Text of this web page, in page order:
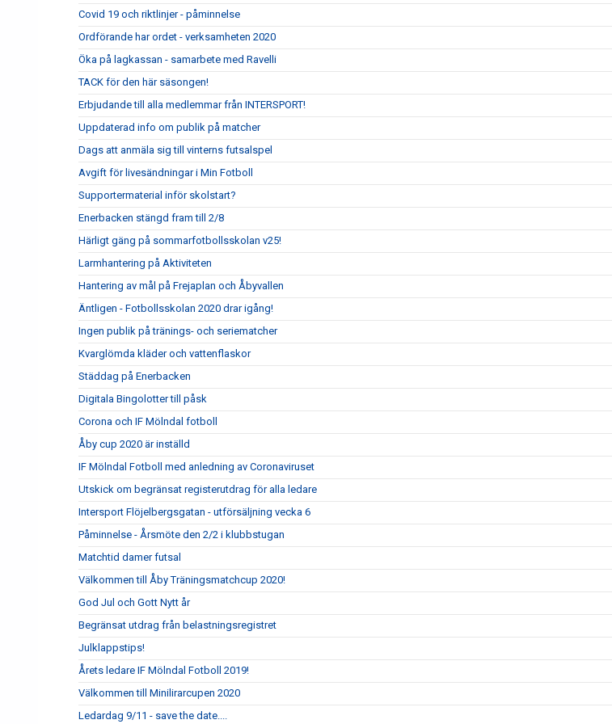
Covid 19 och riktlinjer - påminnelse
Ordförande har ordet - verksamheten 2020
Öka på lagkassan - samarbete med Ravelli
TACK för den här säsongen!
Erbjudande till alla medlemmar från INTERSPORT!
Uppdaterad info om publik på matcher
Dags att anmäla sig till vinterns futsalspel
Avgift för livesändningar i Min Fotboll
Supportermaterial inför skolstart?
Enerbacken stängd fram till 2/8
Härligt gäng på sommarfotbollsskolan v25!
Larmhantering på Aktiviteten
Hantering av mål på Frejaplan och Åbyvallen
Äntligen - Fotbollsskolan 2020 drar igång!
Ingen publik på tränings- och seriematcher
Kvarglömda kläder och vattenflaskor
Städdag på Enerbacken
Digitala Bingolotter till påsk
Corona och IF Mölndal fotboll
Åby cup 2020 är inställd
IF Mölndal Fotboll med anledning av Coronaviruset
Utskick om begränsat registerutdrag för alla ledare
Intersport Flöjelbergsgatan - utförsäljning vecka 6
Påminnelse - Årsmöte den 2/2 i klubbstugan
Matchtid damer futsal
Välkommen till Åby Träningsmatchcup 2020!
God Jul och Gott Nytt år
Begränsat utdrag från belastningsregistret
Julklappstips!
Årets ledare IF Mölndal Fotboll 2019!
Välkommen till Minilirarcupen 2020
Ledardag 9/11 - save the date....